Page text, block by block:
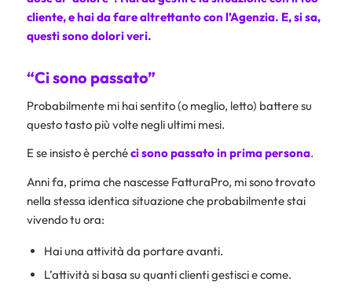
cliente, e hai da fare altrettanto con l’Agenzia. E, si sa,
questi sono dolori veri.
“Ci sono passato”
Probabilmente mi hai sentito (o meglio, letto) battere su
questo tasto più volte negli ultimi mesi.
E se insisto è perchéci sono passato in prima persona.
Anni fa, prima che nascesse FatturaPro, mi sono trovato
nella stessa identica situazione che probabilmente stai
vivendo tu ora:
Hai una attività da portare avanti.
L’attività si basa su quanti clienti gestisci e come.